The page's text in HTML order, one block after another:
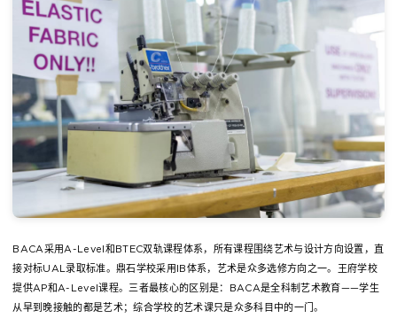
BACA采用A-Level和BTEC双轨课程体系，所有课程围绕艺术与设计方向设置，直
接对标UAL录取标准。鼎石学校采用IB体系，艺术是众多选修方向之一。王府学校
提供AP和A-Level课程。三者最核心的区别是：BACA是全科制艺术教育——学生
从早到晚接触的都是艺术；综合学校的艺术课只是众多科目中的一门。